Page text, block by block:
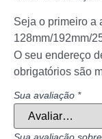
Seja o primeiro a
128mm/192mm/
O seu endereço
obrigatórios são
Sua avaliação *